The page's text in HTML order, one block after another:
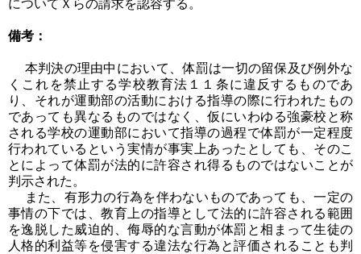
についてＸらの請求を認容する。
備考：
本判決の理由中において、体罰は一切の留保及び例外な
くこれを禁止する学校教育法１１条に違反するものであ
り、それが運動部の活動における指導の際に行われたもの
であっても異なるものではなく、仮にいわゆる強豪校と称
される学校の運動部において指導の過程で体罰が一定程度
行われているという実情が事実上あったとしても、そのこ
とによって体罰が法的に許容され得るものではないことが
判示された。
また、有形力の行為を伴わないものであっても、一定の
事情の下では、教育上の指導として法的に許容される範囲
を逸脱した威迫的、侮辱的な言動が体罰と相まって生徒の
人格的利益等を侵害する違法な行為と評価されることも判